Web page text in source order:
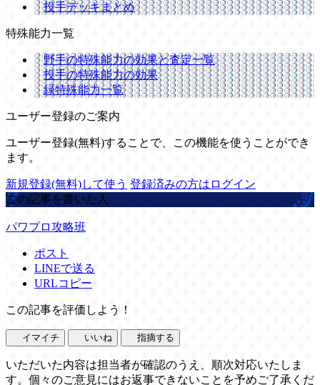
投手デッキまとめ
特殊能力一覧
野手の特殊能力の効果と査定一覧
投手の特殊能力の効果
緑特殊能力一覧
ユーザー登録のご案内
ユーザー登録(無料)することで、この機能を使うことができ
ます。
新規登録(無料)して使う 登録済みの方はログイン
この記事を書いた人
パワプロ攻略班
ポスト
LINEで送る
URLコピー
この記事を評価しよう！
イマイチ いいね 指摘する
いただいた内容は担当者が確認のうえ、順次対応いたしま
す。個々のご意見にはお返事できないことを予めご了承くだ